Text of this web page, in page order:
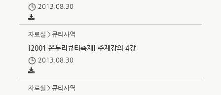
2013.08.30
자료실＞큐티사역
[2001 온누리큐티축제] 주제강의 4강
2013.08.30
자료실＞큐티사역